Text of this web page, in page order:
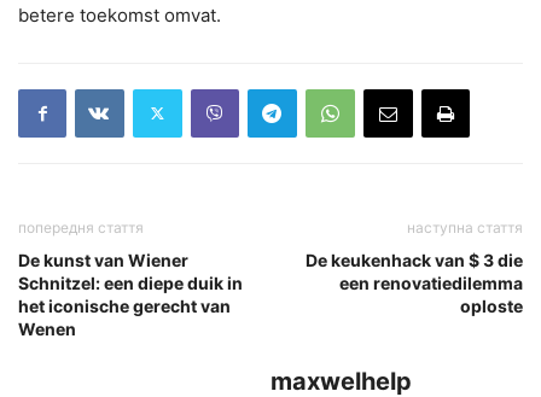
betere toekomst omvat.
попередня стаття
De kunst van Wiener
Schnitzel: een diepe duik in
het iconische gerecht van
Wenen
наступна стаття
De keukenhack van $ 3 die
een renovatiedilemma
oploste
maxwelhelp